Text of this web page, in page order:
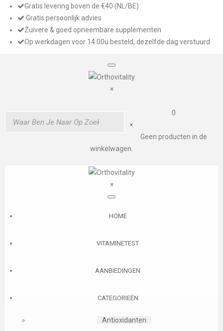
Gratis levering boven de €40 (NL/BE)
Gratis persoonlijk advies
Zuivere & goed opneembare supplementen
Op werkdagen voor 14:00u besteld, dezelfde dag verstuurd
×
0
×
Geen producten in de
winkelwagen.
×
HOME
VITAMINETEST
AANBIEDINGEN
CATEGORIEËN
Antioxidanten